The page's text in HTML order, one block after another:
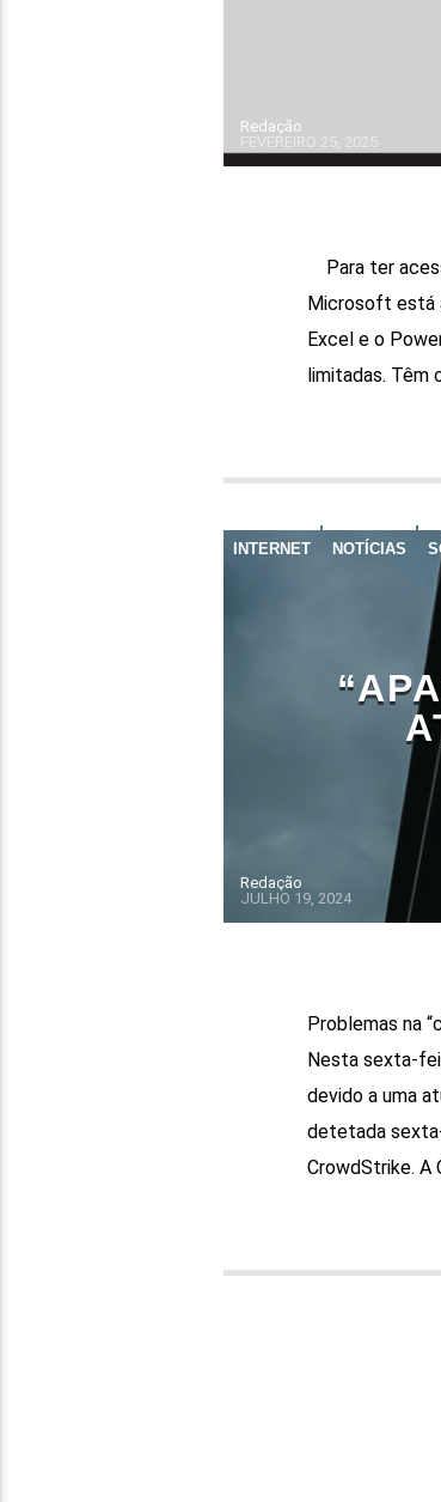
Redação
FEVEREIRO 25, 2025
Para ter
Microsoft está
Excel e o
limitadas. Têm
INTERNET NOTÍCIAS
Redação
JULHO 19, 2024
Problemas na
Nesta sexta-
devido a uma
detetada
CrowdStrike. A